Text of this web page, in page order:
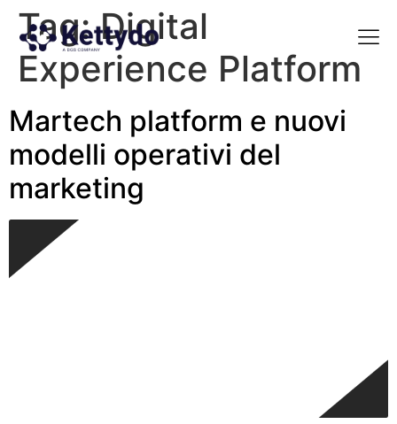
Tag:Digital
Experience Platform
Martech platform e nuovi
modelli operativi del
marketing